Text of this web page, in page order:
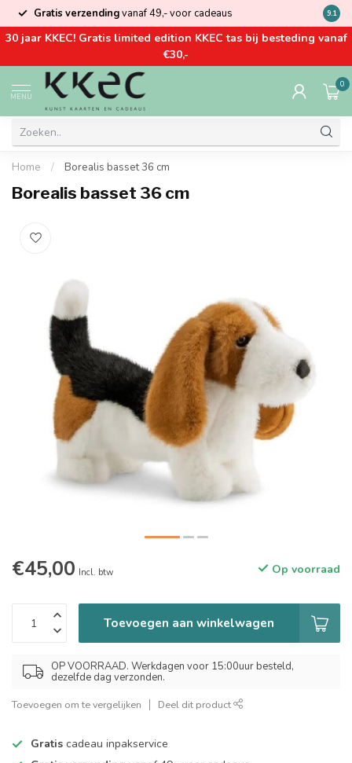
Gratis verzendingvanaf 49,- voor cadeaus Kom
9.1
30 jaar KKEC! Gratis limited edition KKEC tas bij besteding vanaf
€30,-
MENU
0
Home / Borealis basset 36 cm
Borealis basset 36 cm
€45,00 Incl. btw Op voorraad
Toevoegen aan winkelwagen
OP VOORRAAD. Werkdagen voor 15:00uur besteld,
dezelfde dag verzonden.
Toevoegen om te vergelijken Deel dit product
Gratis cadeau inpakservice